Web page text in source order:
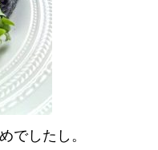
でしたし。